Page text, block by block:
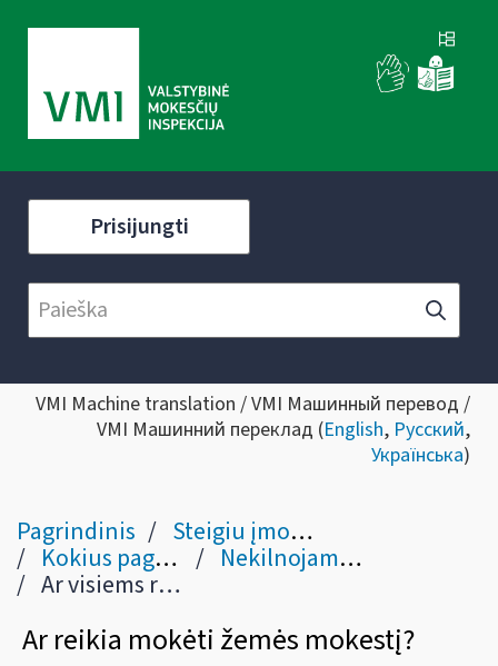
Prisijungti
VMI Machine translation / VMI Машинный перевод /
VMI Машинний переклад (English, Русский,
Українська)
Pagrindinis Steigiu įmonę
Kokius pagrindinius mokesčius moka įmonės? Nekilnojamojo turto ir žemės mokesčiai
Ar visiems reikia mokėti žemės mokestį?
Ar reikia mokėti žemės mokestį?